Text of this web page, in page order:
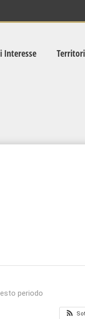
Interesse
periodo